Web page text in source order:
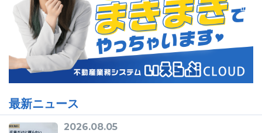
最新ニュース
2026.08.05